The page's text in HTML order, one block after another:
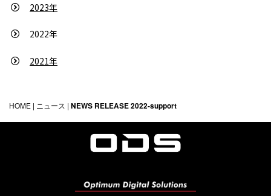
2023年
2022年
2021年
HOME | ニュース | NEWS RELEASE 2022-support